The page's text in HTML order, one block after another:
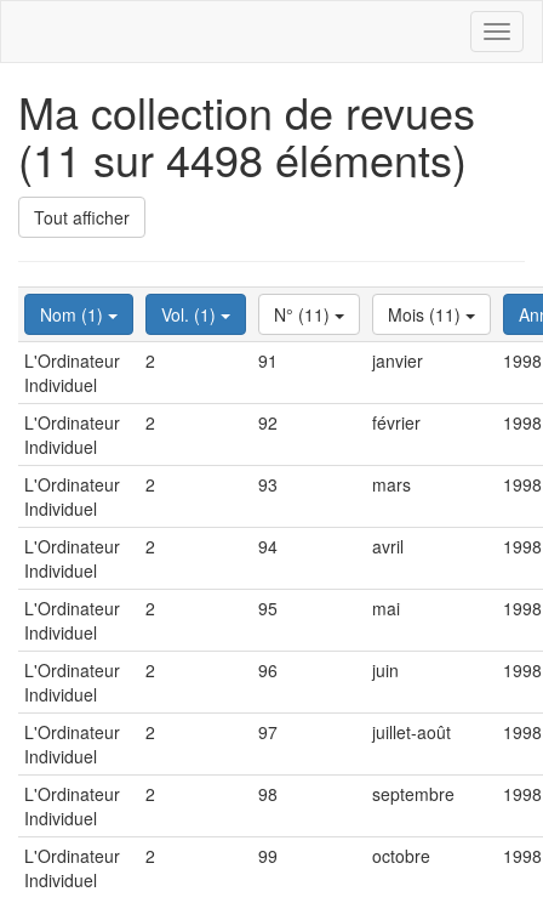
Ma collection de revues
(11 sur 4498 éléments)
Tout afficher
Nom (1) Vol. (1) N° (11) Mois (11)
L'Ordinateur
Individuel
2 91 janvier 1998
L'Ordinateur
Individuel
2 92 février 1998
L'Ordinateur
Individuel
2 93 mars 1998
L'Ordinateur
Individuel
2 94 avril 1998
L'Ordinateur
Individuel
2 95 mai 1998
L'Ordinateur
Individuel
2 96 juin 1998
L'Ordinateur
Individuel
2 97 juillet-août 1998
L'Ordinateur
Individuel
2 98 septembre 1998
L'Ordinateur
Individuel
2 99 octobre 1998